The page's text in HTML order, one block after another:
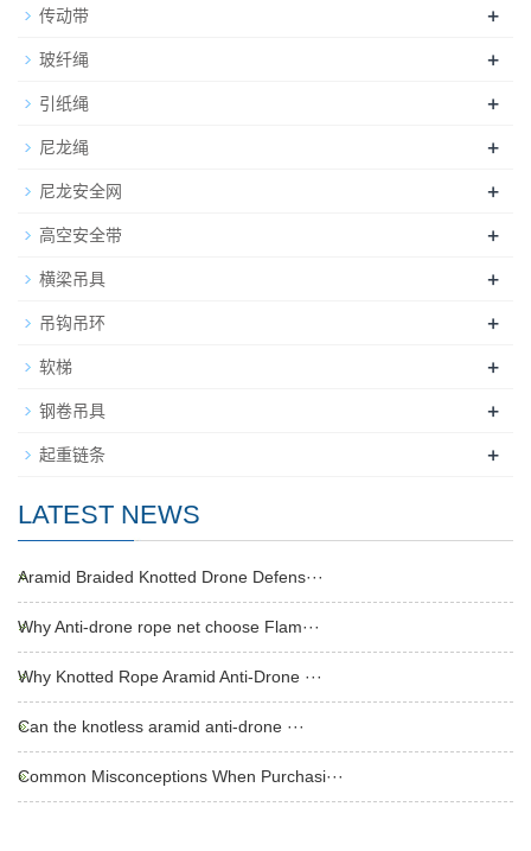
传动带 +
玻纤绳 +
引纸绳 +
尼龙绳 +
尼龙安全网 +
高空安全带 +
横梁吊具 +
吊钩吊环 +
软梯 +
钢卷吊具 +
起重链条 +
LATEST NEWS
Aramid Braided Knotted Drone Defens···
Why Anti-drone rope net choose Flam···
Why Knotted Rope Aramid Anti-Drone ···
Can the knotless aramid anti-drone ···
Common Misconceptions When Purchasi···